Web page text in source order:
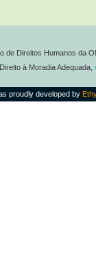
de Direitos Humanos da
à Moradia Adequada,
proudly developed by